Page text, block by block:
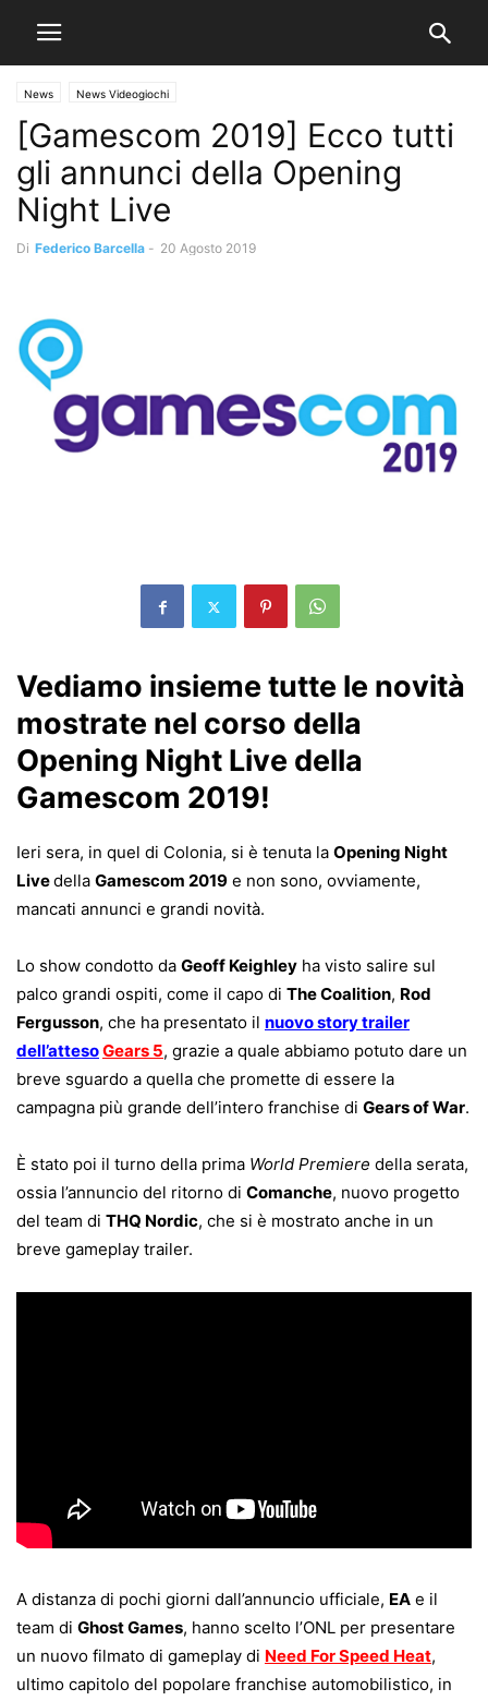
News News Videogiochi
[Gamescom 2019] Ecco tutti
gli annunci della Opening
Night Live
Di Federico Barcella - 20 Agosto 2019
Vediamo insieme tutte le novità
mostrate nel corso della
Opening Night Live della
Gamescom 2019!
Ieri sera, in quel di Colonia, si è tenuta la Opening Night
Livedella Gamescom 2019 e non sono, ovviamente,
mancati annunci e grandi novità.
Lo show condotto da Geoff Keighley ha visto salire sul
palco grandi ospiti, come il capo di The Coalition, Rod
Fergusson, che ha presentato il nuovo story trailer
dell’attesoGears 5, grazie a quale abbiamo potuto dare un
breve sguardo a quella che promette di essere la
campagna più grande dell’intero franchise di Gears of War.
È stato poi il turno della prima World Premiere della serata,
ossia l’annuncio del ritorno di Comanche, nuovo progetto
del team di THQ Nordic, che si è mostrato anche in un
breve gameplay trailer.
A distanza di pochi giorni dall’annuncio ufficiale, EA e il
team di Ghost Games, hanno scelto l’ONL per presentare
un nuovo filmato di gameplay di Need For Speed Heat,
ultimo capitolo del popolare franchise automobilistico, in